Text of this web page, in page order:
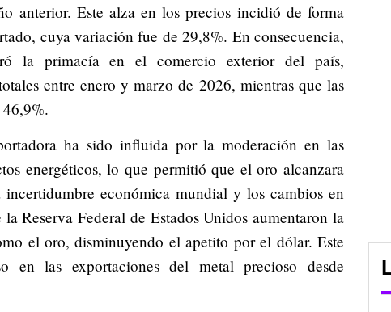
anterior. Este alza en los precios incidió de forma
cuya variación fue de 29,8%. En consecuencia,
la primacía en el comercio exterior del país,
entre enero y marzo de 2026, mientras que las
ha sido influida por la moderación en las
energéticos, lo que permitió que el oro alcanzara
económica mundial y los cambios en
Reserva Federal de Estados Unidos aumentaron la
el oro, disminuyendo el apetito por el dólar. Este
en las exportaciones del metal precioso desde